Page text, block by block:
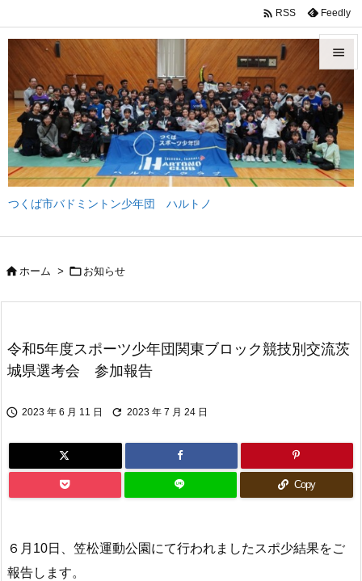
つくば市バドミントン少年団 ハルトノ


メニュ

サイド

前へ
 RSS Feedly
ホーム >  お知らせ
令和5年度スポーツ少年団関東ブロック競技別交流茨
城県選考会 参加報告
 2023 年 6 月 11 日  2023 年 7 月 24 日
Copy
６月10日、笠松運動公園にて行われましたスポ少結果をご
報告します。